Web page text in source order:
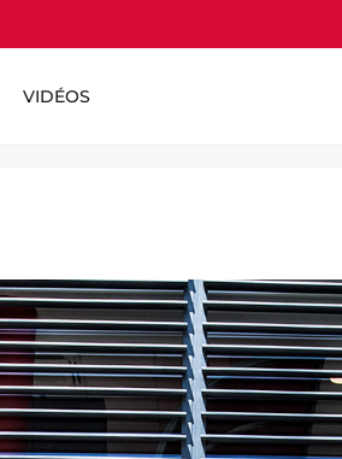
VIDÉOS